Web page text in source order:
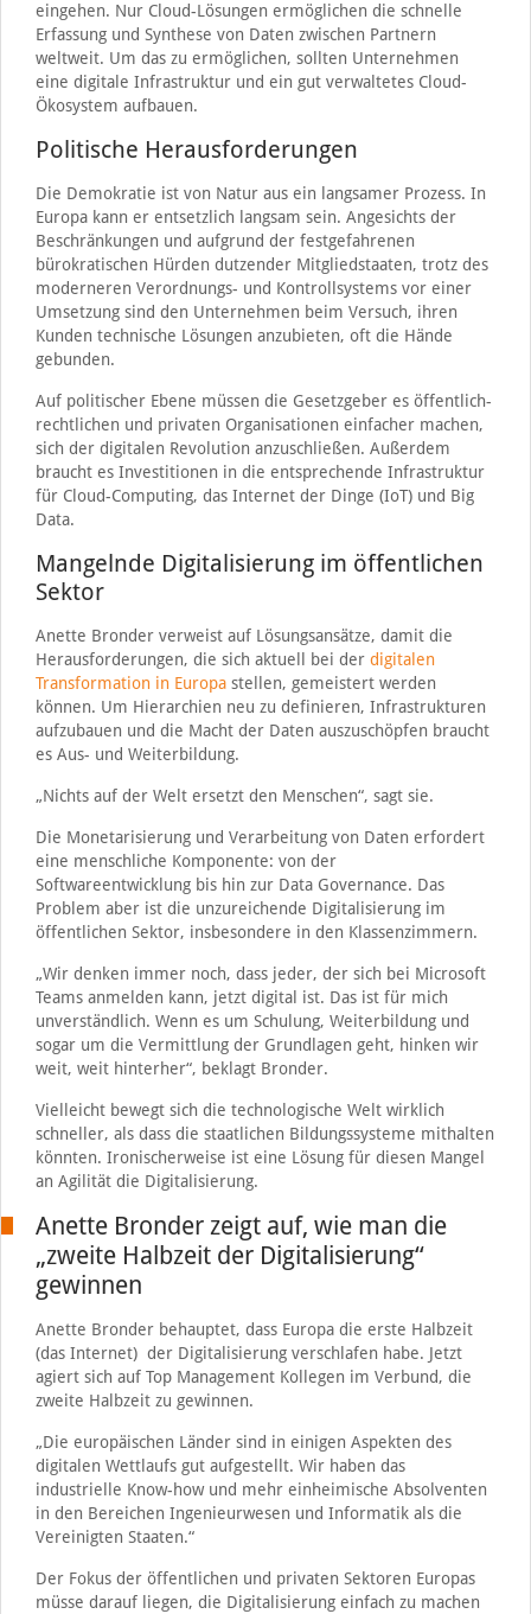
eingehen. Nur Cloud-Lösungen ermöglichen die schnelle
Erfassung und Synthese von Daten zwischen Partnern
weltweit. Um das zu ermöglichen, sollten Unternehmen
eine digitale Infrastruktur und ein gut verwaltetes Cloud-
Ökosystem aufbauen.
Politische Herausforderungen
Die Demokratie ist von Natur aus ein langsamer Prozess. In
Europa kann er entsetzlich langsam sein. Angesichts der
Beschränkungen und aufgrund der festgefahrenen
bürokratischen Hürden dutzender Mitgliedstaaten, trotz des
moderneren Verordnungs- und Kontrollsystems vor einer
Umsetzung sind den Unternehmen beim Versuch, ihren
Kunden technische Lösungen anzubieten, oft die Hände
gebunden.
Auf politischer Ebene müssen die Gesetzgeber es öffentlich-
rechtlichen und privaten Organisationen einfacher machen,
sich der digitalen Revolution anzuschließen. Außerdem
braucht es Investitionen in die entsprechende Infrastruktur
für Cloud-Computing, das Internet der Dinge (IoT) und Big
Data.
Mangelnde Digitalisierung im öffentlichen
Sektor
Anette Bronder verweist auf Lösungsansätze, damit die
Herausforderungen, die sich aktuell bei der digitalen
Transformation in Europastellen, gemeistert werden
können. Um Hierarchien neu zu definieren, Infrastrukturen
aufzubauen und die Macht der Daten auszuschöpfen braucht
es Aus- und Weiterbildung.
„Nichts auf der Welt ersetzt den Menschen“, sagt sie.
Die Monetarisierung und Verarbeitung von Daten erfordert
eine menschliche Komponente: von der
Softwareentwicklung bis hin zur Data Governance. Das
Problem aber ist die unzureichende Digitalisierung im
öffentlichen Sektor, insbesondere in den Klassenzimmern.
„Wir denken immer noch, dass jeder, der sich bei Microsoft
Teams anmelden kann, jetzt digital ist. Das ist für mich
unverständlich. Wenn es um Schulung, Weiterbildung und
sogar um die Vermittlung der Grundlagen geht, hinken wir
weit, weit hinterher“, beklagt Bronder.
Vielleicht bewegt sich die technologische Welt wirklich
schneller, als dass die staatlichen Bildungssysteme mithalten
könnten. Ironischerweise ist eine Lösung für diesen Mangel
an Agilität die Digitalisierung.
Anette Bronder zeigt auf, wie man die
„zweite Halbzeit der Digitalisierung“
gewinnen
Anette Bronder behauptet, dass Europa die erste Halbzeit
(das Internet) der Digitalisierung verschlafen habe. Jetzt
agiert sich auf Top Management Kollegen im Verbund, die
zweite Halbzeit zu gewinnen.
„Die europäischen Länder sind in einigen Aspekten des
digitalen Wettlaufs gut aufgestellt. Wir haben das
industrielle Know-how und mehr einheimische Absolventen
in den Bereichen Ingenieurwesen und Informatik als die
Vereinigten Staaten.“
Der Fokus der öffentlichen und privaten Sektoren Europas
müsse darauf liegen, die Digitalisierung einfach zu machen